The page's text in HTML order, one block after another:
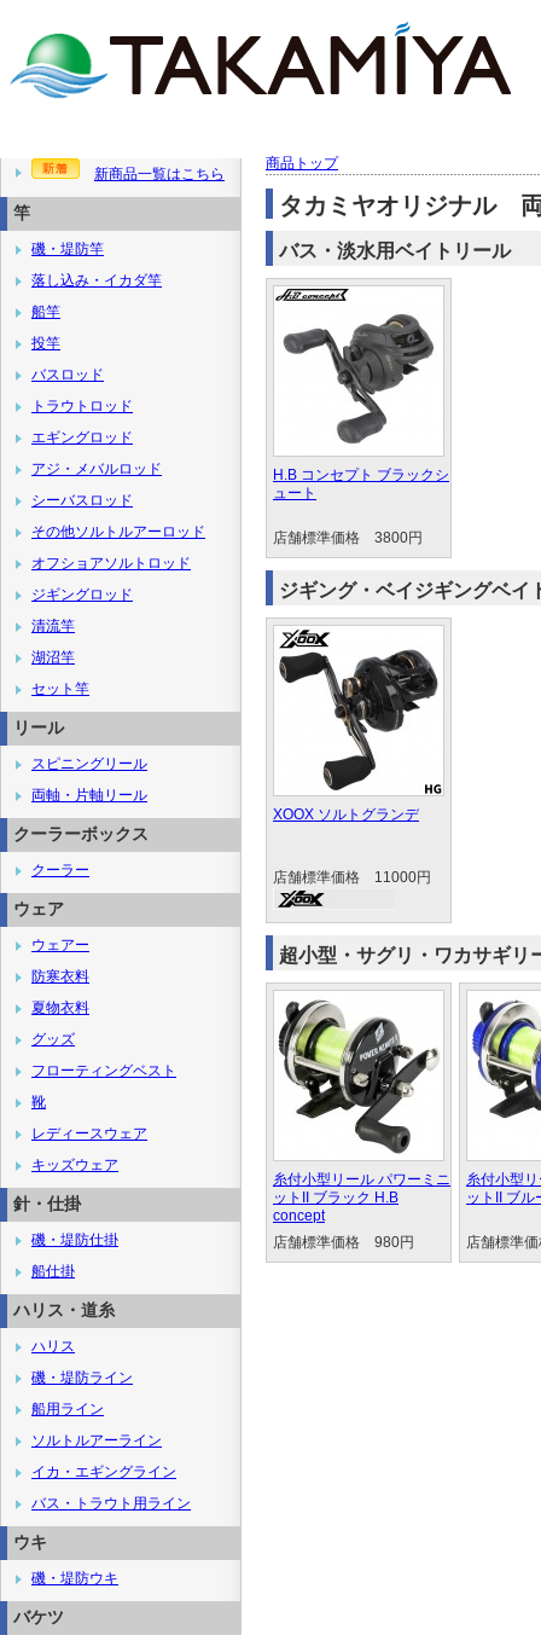
商品トップ
タカミヤオリジナル
バス・淡水用ベイトリール
H.B コンセプト ブラックシ
ュート
店舗標準価格 3800円
ジギング・ベイジギングベイ
XOOX ソルトグランデ
店舗標準価格 11000円
超小型・サグリ・ワカサギリ
糸付小型リール パワーミニ
ットII ブラック H.B
concept
店舗標準価格 980円
糸付小型
ットII ブ
店舗標準
新商品一覧はこちら
竿
磯・堤防竿
落し込み・イカダ竿
船竿
投竿
バスロッド
トラウトロッド
エギングロッド
アジ・メバルロッド
シーバスロッド
その他ソルトルアーロッド
オフショアソルトロッド
ジギングロッド
清流竿
湖沼竿
セット竿
リール
スピニングリール
両軸・片軸リール
クーラーボックス
クーラー
ウェア
ウェアー
防寒衣料
夏物衣料
グッズ
フローティングベスト
靴
レディースウェア
キッズウェア
針・仕掛
磯・堤防仕掛
船仕掛
ハリス・道糸
ハリス
磯・堤防ライン
船用ライン
ソルトルアーライン
イカ・エギングライン
バス・トラウト用ライン
ウキ
磯・堤防ウキ
バケツ